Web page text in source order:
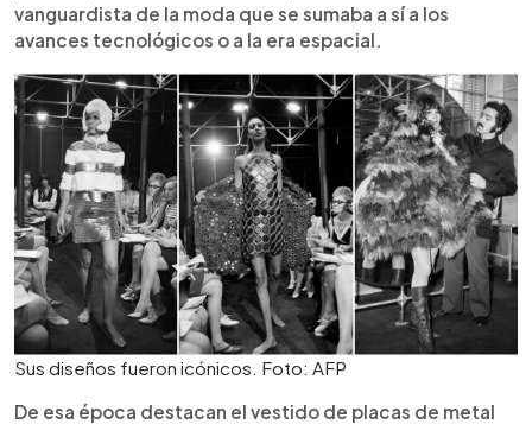
vanguardista de la moda que se sumaba a sí a los
avances tecnológicos o a la era espacial.
Sus diseños fueron icónicos. Foto: AFP
De esa época destacan el vestido de placas de metal